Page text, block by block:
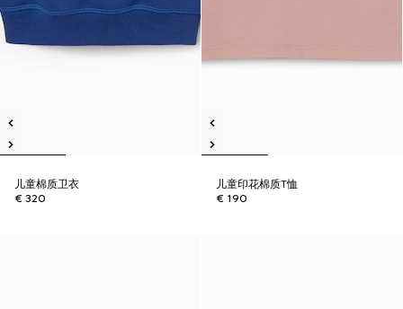
儿童棉质卫衣
€ 320
儿童印花棉质T恤
€ 190